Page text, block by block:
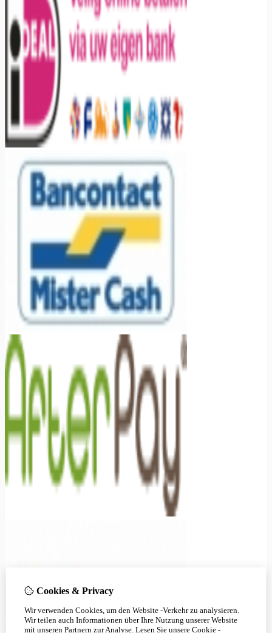
Cookies & Privacy
Wir verwenden Cookies, um den Website -Verkehr zu analysieren.
Wir teilen auch Informationen über Ihre Nutzung unserer Website
mit unseren Partnern zur Analyse. Lesen Sie unsere Cookie -